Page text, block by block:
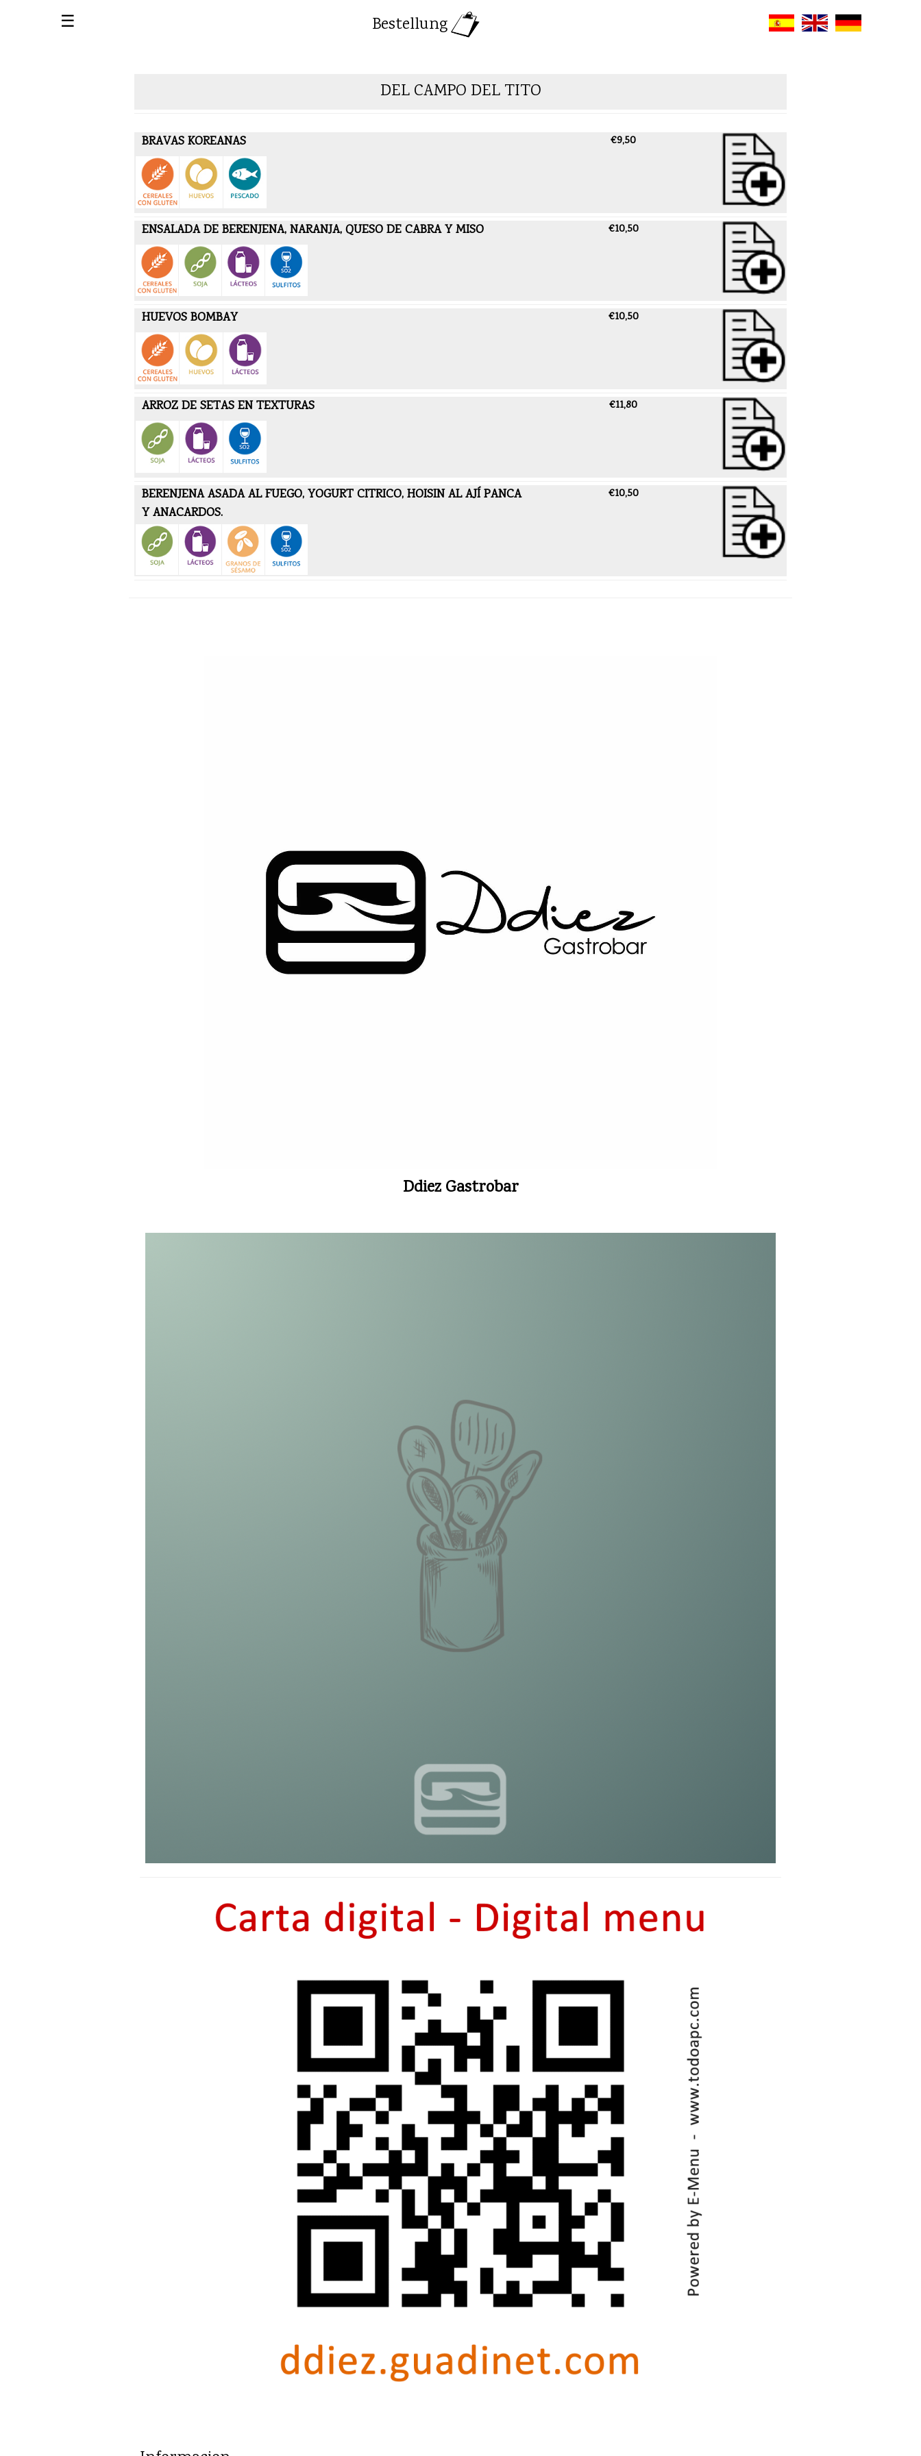
☰ Bestellung
DEL CAMPO DEL TITO
BRAVAS KOREANAS €9,50
ENSALADA DE BERENJENA, NARANJA, QUESO DE CABRA Y MISO €10,50
HUEVOS BOMBAY €10,50
ARROZ DE SETAS EN TEXTURAS €11,80
BERENJENA ASADA AL FUEGO, YOGURT CITRICO, HOISIN AL AJÍ PANCA
Y ANACARDOS.
€10,50
Ddiez Gastrobar